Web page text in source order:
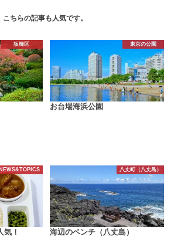
こちらの記事も人気です。
板橋区 東京の公園
お台場海浜公園
NEWS&TOPICS
気！
八丈町（八丈島）
海辺のベンチ（八丈島）